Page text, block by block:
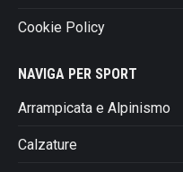
Cookie Policy
NAVIGA PER SPORT
Arrampicata e Alpinismo
Calzature